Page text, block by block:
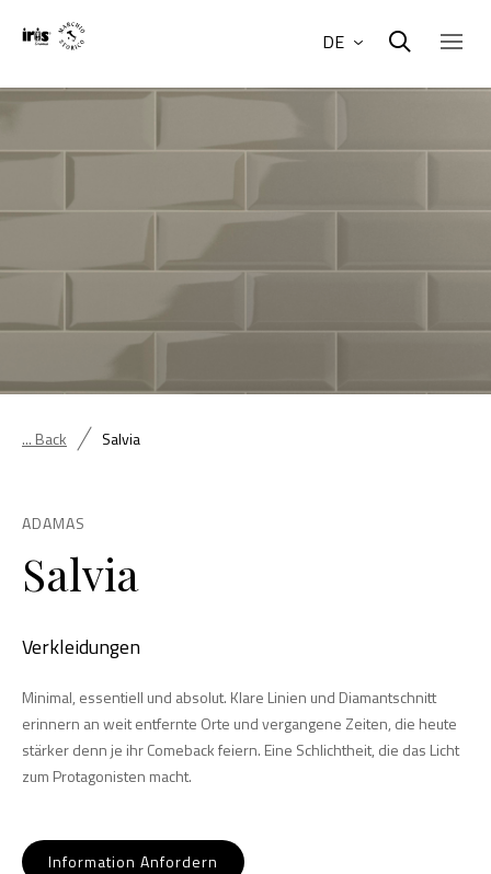
DE
... Back Salvia
ADAMAS
Salvia
Verkleidungen
Minimal, essentiell und absolut. Klare Linien und Diamantschnitt
erinnern an weit entfernte Orte und vergangene Zeiten, die heute
stärker denn je ihr Comeback feiern. Eine Schlichtheit, die das Licht
zum Protagonisten macht.
Information Anfordern